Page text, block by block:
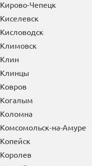
Киров
Кирово-Чепецк
Киселевск
Кисловодск
Климовск
Клин
Клинцы
Ковров
Когалым
Коломна
Комсомольск-на-Амуре
Копейск